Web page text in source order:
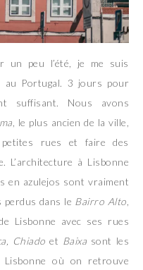
un peu l’été, je me suis
, au Portugal. 3 jours pour
suffisant. Nous avons
, le plus ancien de la ville,
rues et faire des
L’architecture à Lisbonne
en azulejos sont vraiment
perdus dans le Bairro Alto
Lisbonne avec ses rues
Chiado et Baixa sont les
où on retrouve